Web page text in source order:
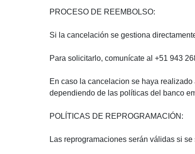
PROCESO DE REEMBOLSO:
Si la cancelación se gestiona
Para solicitarlo, comunícate al +51 943
En caso la cancelacion se haya
dependiendo de las políticas del banco
POLÍTICAS DE REPROGRAMACIÓN:
Las reprogramaciones serán válidas si